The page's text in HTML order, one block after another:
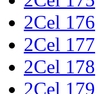
2Cel 176
2Cel 177
2Cel 178
2Cel 179